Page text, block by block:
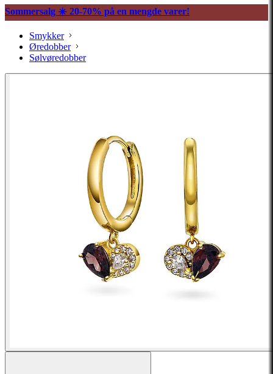
Sommersalg ☀️ 20-70% på en mengde varer!
Smykker
Øredobber
Sølvøredobber